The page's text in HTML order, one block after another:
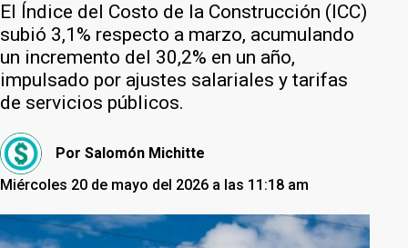
El Índice del Costo de la Construcción (ICC)
subió 3,1% respecto a marzo, acumulando
un incremento del 30,2% en un año,
impulsado por ajustes salariales y tarifas
de servicios públicos.
Por Salomón Michitte
Miércoles 20 de mayo del 2026 a las 11:18 am